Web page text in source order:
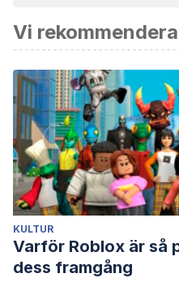
Castellanos, G.,
Muñoz, S., Fuller, N., … &
identidad: ensayos sobre
editores.
Golden, T. (2020).
Feminine in Offering
of Humanity.
Kawall, J. (2006). On
Quarterly,43(4), 343-355.
https://www.jstor.org/stable/
Vi
KULTUR
Varför Roblox är så
dess framgång